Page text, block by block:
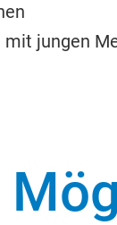
mit jungen